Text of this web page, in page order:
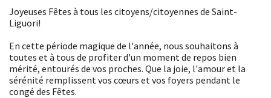
Joyeuses Fêtes à tous les citoyens/citoyennes de Saint-
Liguori!
En cette période magique de l'année, nous souhaitons à
toutes et à tous de profiter d'un moment de repos bien
mérité, entourés de vos proches. Que la joie, l'amour et la
sérénité remplissent vos cœurs et vos foyers pendant le
congé des Fêtes.